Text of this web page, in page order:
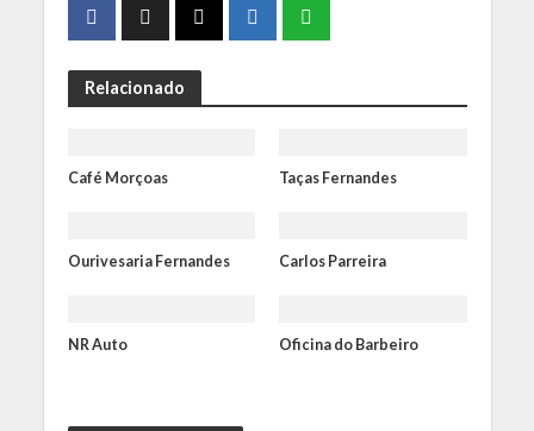
Relacionado
Café Morçoas Taças Fernandes
Ourivesaria Fernandes Carlos Parreira
NR Auto Oficina do Barbeiro